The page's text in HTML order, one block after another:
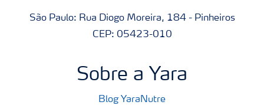
São Paulo: Rua Diogo Moreira, 184 - Pinheiros
CEP: 05423-010
Sobre a Yara
Blog YaraNutre